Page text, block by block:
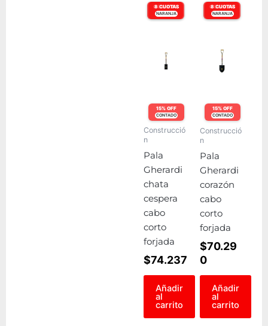
6 CUOTAS
VISA
8 CUOTAS
NARANJA
15% OFF
CONTADO
Construcció
n
Pala
Gherardi
chata
cespera
cabo
corto
forjada
$74.237
Añadir
al
carrito
6 CUOTAS
VISA
8 CUOTAS
NARANJA
15% OFF
CONTADO
Construcció
n
Pala
Gherardi
corazón
cabo
corto
forjada
$70.29
0
Añadir
al
carrito